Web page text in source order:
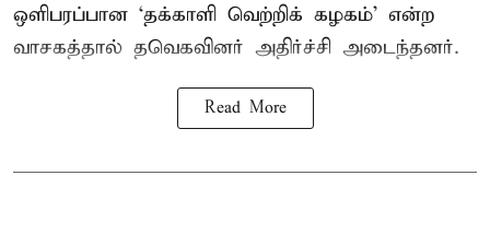
ஒளிபரப்பான ‘தக்காளி வெற்றிக் கழகம்’ என்ற
வாசகத்தால் தவெகவினர் அதிர்ச்சி அடைந்தனர்.
Read More